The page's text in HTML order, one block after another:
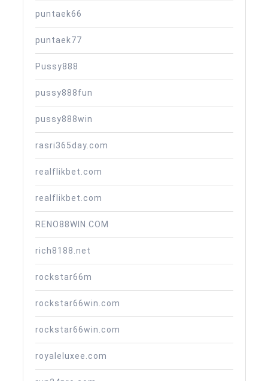
puntaek66
puntaek77
Pussy888
pussy888fun
pussy888win
rasri365day.com
realflikbet.com
realflikbet.com
RENO88WIN.COM
rich8188.net
rockstar66m
rockstar66win.com
rockstar66win.com
royaleluxee.com